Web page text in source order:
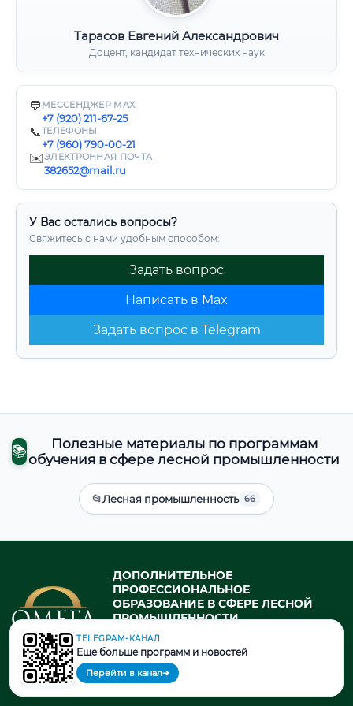
Тарасов Евгений Александрович
Доцент, кандидат технических наук
💬 МЕССЕНДЖЕР MAX
+7 (920) 211-67-25
📞ТЕЛЕФОНЫ
+7 (960) 790-00-21
✉️ЭЛЕКТРОННАЯ ПОЧТА
382652@mail.ru
У Вас остались вопросы?
Свяжитесь с нами удобным способом:
Задать вопрос
Написать в Max
Задать вопрос в Telegram
📚
Полезные материалы по программам
обучения в сфере лесной промышленности
📂Лесная промышленность 66
ДОПОЛНИТЕЛЬНОЕ
ПРОФЕССИОНАЛЬНОЕ
ОБРАЗОВАНИЕ В СФЕРЕ ЛЕСНОЙ
ПРОМЫШЛЕННОСТИ
профессиональная переподготовка
и повышение квалификации в
государственном университете
TELEGRAM-КАНАЛ
Еще больше программ и новостей
Перейти в канал➔